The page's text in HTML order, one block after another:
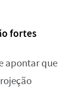
fortes
apontar que